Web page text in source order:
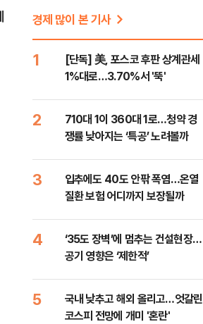
경제 많이 본 기사
1
[단독] 美, 포스코 후판 상계관세
1%대로…3.70%서 '뚝'
2
710대 1이 360대 1로…청약 경
쟁률 낮아지는 ‘특공’ 노려볼까
3
입추에도 40도 안팎 폭염…온열
질환 보험 어디까지 보장될까
4
‘35도 장벽’에 멈추는 건설현장…
공기 영향은 ‘제한적’
5
국내 낮추고 해외 올리고…엇갈린
코스피 전망에 개미 '혼란'